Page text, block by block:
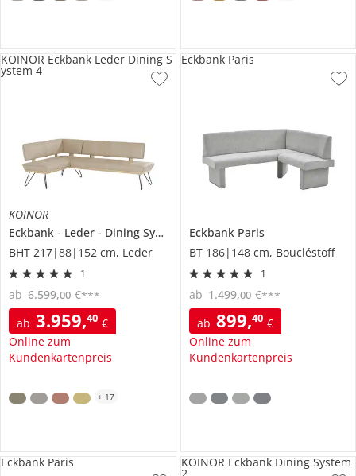
KOINOR
Eckbank
Leder
Dining System 4
BHT 217|88|152 cm, Leder
1
ab 3.959,40 €
Online zum
Kundenkartenpreis
ab 6.599,00 €***
KOINOR Eckbank Leder Dining S
ystem 4
+ 17
Eckbank Paris
BT 186|148 cm, Boucléstoff
1
ab 899,40 €
Online zum
Kundenkartenpreis
ab 1.499,00 €***
Eckbank Paris
Eckbank Paris KOINOR Eckbank Dining System
2